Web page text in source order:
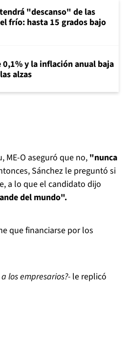
"descanso" de las
frío: hasta 15 grados bajo
0,1% y la inflación anual baja
alzas
ME-O aseguró que no, "nunca
Sánchez le preguntó si
a lo que el candidato dijo
del mundo".
que financiarse por los
los empresarios?- le replicó